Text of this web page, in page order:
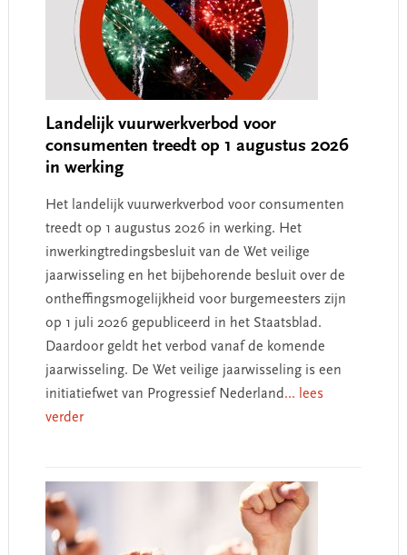
Landelijk vuurwerkverbod voor
consumenten treedt op 1 augustus 2026
in werking
Het landelijk vuurwerkverbod voor consumenten
treedt op 1 augustus 2026 in werking. Het
inwerkingtredingsbesluit van de Wet veilige
jaarwisseling en het bijbehorende besluit over de
ontheffingsmogelijkheid voor burgemeesters zijn
op 1 juli 2026 gepubliceerd in het Staatsblad.
Daardoor geldt het verbod vanaf de komende
jaarwisseling. De Wet veilige jaarwisseling is een
initiatiefwet van Progressief Nederland ... lees
verder